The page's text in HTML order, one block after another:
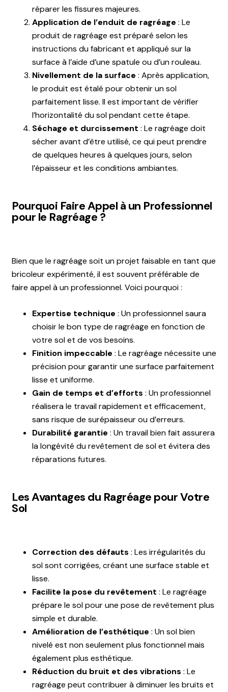
réparer les fissures majeures.
Application de l’enduit de ragréage : Le
produit de ragréage est préparé selon les
instructions du fabricant et appliqué sur la
surface à l’aide d’une spatule ou d’un rouleau.
Nivellement de la surface : Après application,
le produit est étalé pour obtenir un sol
parfaitement lisse. Il est important de vérifier
l’horizontalité du sol pendant cette étape.
Séchage et durcissement : Le ragréage doit
sécher avant d’être utilisé, ce qui peut prendre
de quelques heures à quelques jours, selon
l’épaisseur et les conditions ambiantes.
Pourquoi Faire Appel à un Professionnel
pour le Ragréage ?
Bien que le ragréage soit un projet faisable en tant que
bricoleur expérimenté, il est souvent préférable de
faire appel à un professionnel. Voici pourquoi :
Expertise technique : Un professionnel saura
choisir le bon type de ragréage en fonction de
votre sol et de vos besoins.
Finition impeccable : Le ragréage nécessite une
précision pour garantir une surface parfaitement
lisse et uniforme.
Gain de temps et d’efforts : Un professionnel
réalisera le travail rapidement et efficacement,
sans risque de surépaisseur ou d’erreurs.
Durabilité garantie : Un travail bien fait assurera
la longévité du revêtement de sol et évitera des
réparations futures.
Les Avantages du Ragréage pour Votre
Sol
Correction des défauts : Les irrégularités du
sol sont corrigées, créant une surface stable et
lisse.
Facilite la pose du revêtement : Le ragréage
prépare le sol pour une pose de revêtement plus
simple et durable.
Amélioration de l’esthétique : Un sol bien
nivelé est non seulement plus fonctionnel mais
également plus esthétique.
Réduction du bruit et des vibrations : Le
ragréage peut contribuer à diminuer les bruits et